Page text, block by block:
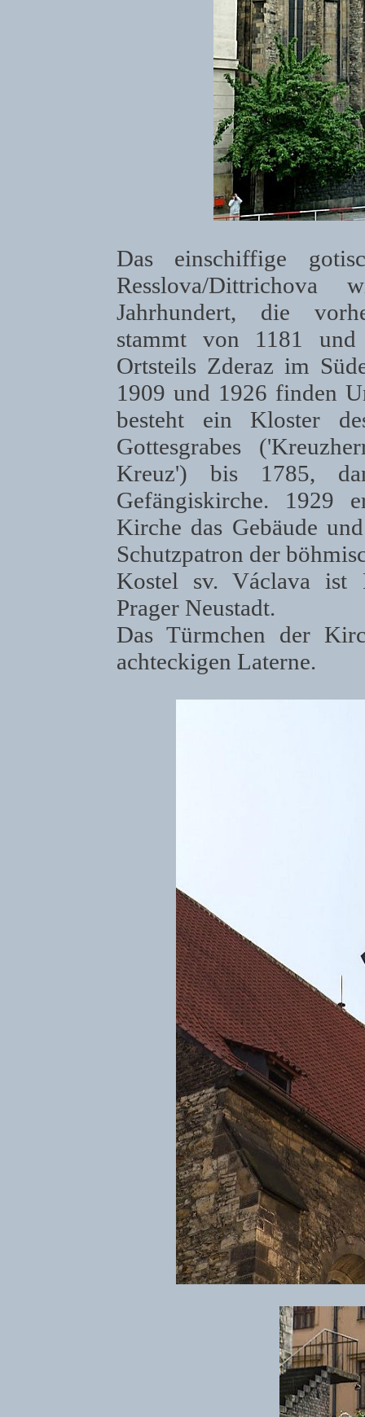
Das einschiffige
Resslova/
Jahrhundert, die
stammt von 1181
Ortsteils Zderaz im
1909 und 1926 finden
besteht ein Kloster
Gottesgrabes
Kreuz') bis 1785,
Gefängiskirche. 1929
Kirche das Gebäude
Schutzpatron der
Kostel sv. Václava ist
Prager Neustadt.
Das Türmchen der
achteckigen Laterne.